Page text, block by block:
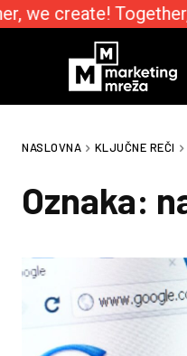
we create!
NASLOVNA KLJUČNE REČI
Oznaka: